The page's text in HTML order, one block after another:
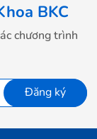
BKC
chương trình
Đăng ký